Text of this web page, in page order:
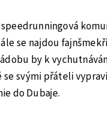
se najdou
by k
se svými přáteli
do Dubaje.